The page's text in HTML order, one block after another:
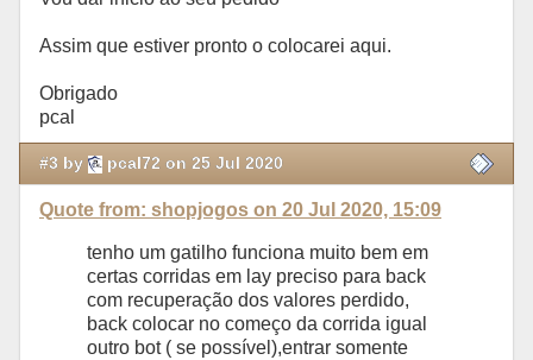
Assim que estiver pronto o colocarei aqui.
Obrigado
pcal
#3 by pcal72 on 25 Jul 2020
Quote from: shopjogos on 20 Jul 2020, 15:09
tenho um gatilho funciona muito bem em
certas corridas em lay preciso para back
com recuperação dos valores perdido,
back colocar no começo da corrida igual
outro bot ( se possível),entrar somente